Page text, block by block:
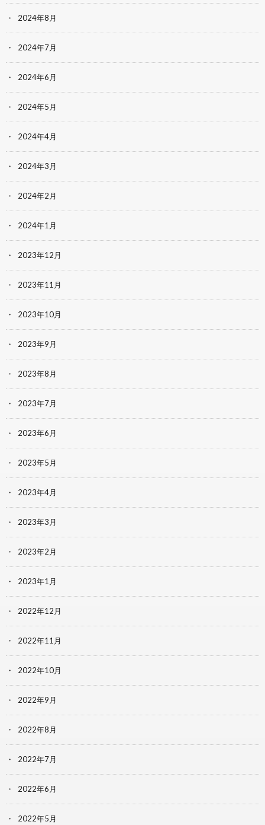
2024年8月
2024年7月
2024年6月
2024年5月
2024年4月
2024年3月
2024年2月
2024年1月
2023年12月
2023年11月
2023年10月
2023年9月
2023年8月
2023年7月
2023年6月
2023年5月
2023年4月
2023年3月
2023年2月
2023年1月
2022年12月
2022年11月
2022年10月
2022年9月
2022年8月
2022年7月
2022年6月
2022年5月